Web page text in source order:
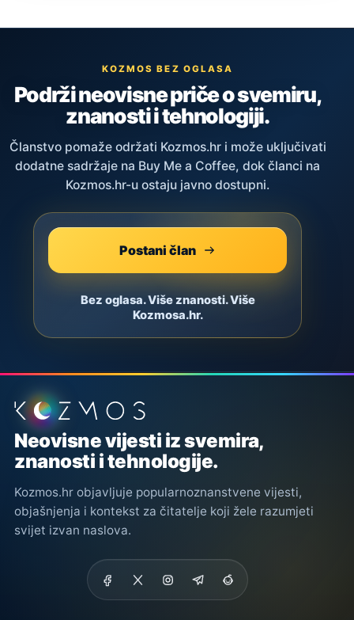
KOZMOS BEZ OGLASA
Podrži neovisne priče o svemiru,
znanosti i tehnologiji.
Članstvo pomaže održati Kozmos.hr i može uključivati
dodatne sadržaje na Buy Me a Coffee, dok članci na
Kozmos.hr-u ostaju javno dostupni.
Postani član
Bez oglasa. Više znanosti. Više
Kozmosa.hr.
Podnožje stranice
Neovisne vijesti iz svemira,
znanosti i tehnologije.
Kozmos.hr objavljuje popularnoznanstvene vijesti,
objašnjenja i kontekst za čitatelje koji žele razumjeti
svijet izvan naslova.